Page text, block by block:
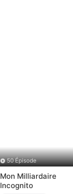
50 Épisode
Mon Milliardaire
Incognito